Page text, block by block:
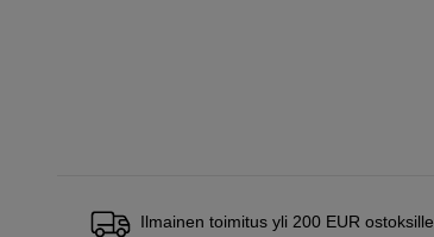
Ilmainen toimitus yli 200 EUR ostoksille